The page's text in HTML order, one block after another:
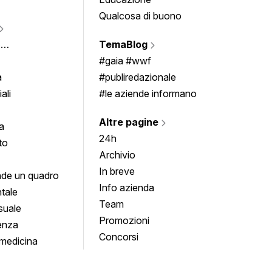
un quadro
Qualcosa di buono
TemaBlog
#gaia #wwf
#publiredazionale
#le aziende informano
Altre pagine
24h
Archivio
In breve
Info azienda
Team
Promozioni
Concorsi